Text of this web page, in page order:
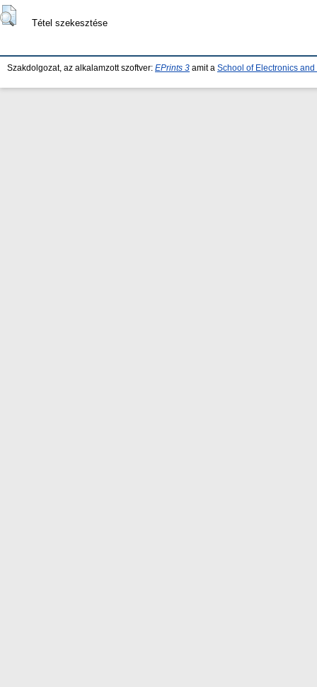
Tétel szekesztése
Szakdolgozat, az alkalamzott szoftver: EPrints 3 amit a School of Electronics